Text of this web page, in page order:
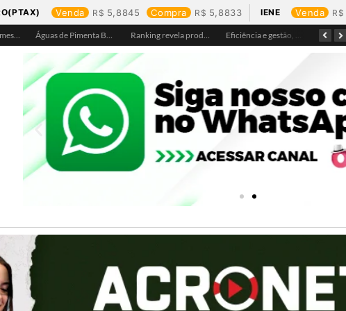
Venda 5,8845 Compra 5,8833 IENE Venda
Águas de Pimenta Bueno amplia rede de abastecimento e leva água tratada para moradores da região do aeroporto Ranking revela produtos mais comprados em cada estado e aponta drone como destaque em Rondônia Eficiência e gestão, Buritis se torna referência em controle de perdas de água